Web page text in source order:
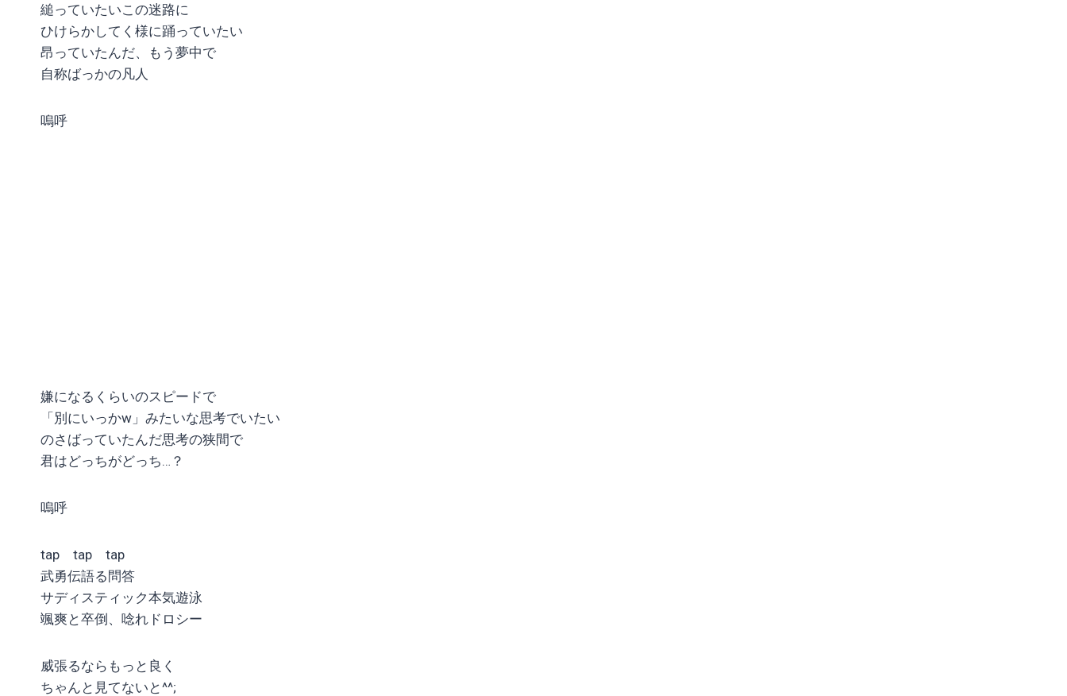
縋っていたいこの迷路に
ひけらかしてく様に踊っていたい
昂っていたんだ、もう夢中で
自称ばっかの凡人
嗚呼
嫌になるくらいのスピードで
「別にいっかw」みたいな思考でいたい
のさばっていたんだ思考の狭間で
君はどっちがどっち…？
嗚呼
tap tap tap
武勇伝語る問答
サディスティック本気遊泳
颯爽と卒倒、唸れドロシー
威張るならもっと良く
ちゃんと見てないと^^;